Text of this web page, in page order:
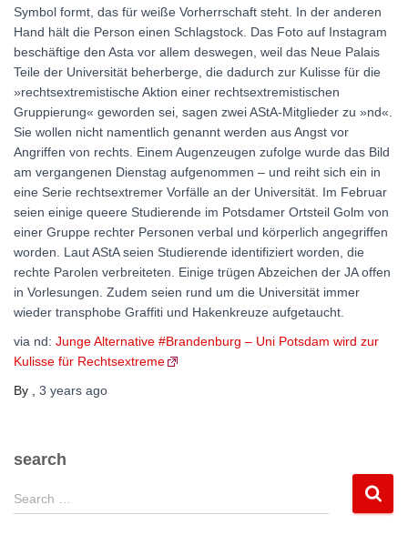
Symbol formt, das für weiße Vorherrschaft steht. In der anderen
Hand hält die Person einen Schlagstock. Das Foto auf Instagram
beschäftige den Asta vor allem deswegen, weil das Neue Palais
Teile der Universität beherberge, die dadurch zur Kulisse für die
»rechtsextremistische Aktion einer rechtsextremistischen
Gruppierung« geworden sei, sagen zwei AStA-Mitglieder zu »nd«.
Sie wollen nicht namentlich genannt werden aus Angst vor
Angriffen von rechts. Einem Augenzeugen zufolge wurde das Bild
am vergangenen Dienstag aufgenommen – und reiht sich ein in
eine Serie rechtsextremer Vorfälle an der Universität. Im Februar
seien einige queere Studierende im Potsdamer Ortsteil Golm von
einer Gruppe rechter Personen verbal und körperlich angegriffen
worden. Laut AStA seien Studierende identifiziert worden, die
rechte Parolen verbreiteten. Einige trügen Abzeichen der JA offen
in Vorlesungen. Zudem seien rund um die Universität immer
wieder transphobe Graffiti und Hakenkreuze aufgetaucht.
via nd: Junge Alternative #Brandenburg – Uni Potsdam wird zur
Kulisse für Rechtsextreme
By
3 years ago
search
S
e
Search …